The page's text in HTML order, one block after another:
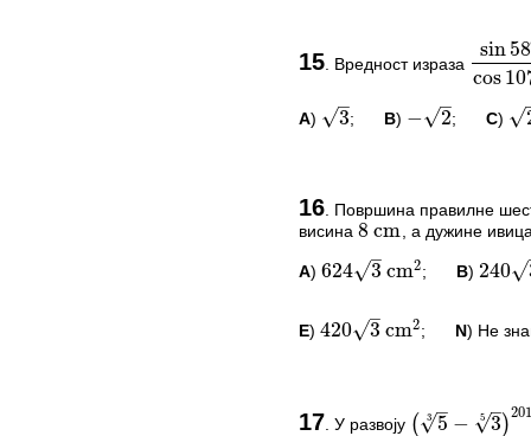
ПИТАЊА И
Овај задатак нема
*Морате бити логовани
15 Вредност израза sin58∘+
A) 3 ; B) −2 ; C) 2
Овај задатак нема
*Морате бити логовани
16 Површина правилне
висина 8 cm , а дужине
A)
624 √ cm2
6243cm 2 ; B)
3
–
√
2403
E) 4203cm 2 ; N) Не
ПИТАЊА И
17 У развоју
( 5
–
√3 3
–
√
5 )2019
( 53−3 5) 2019
67 135